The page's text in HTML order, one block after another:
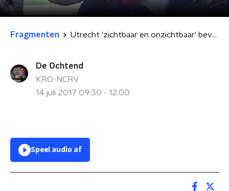
Fragmenten Utrecht 'zichtbaar en onzichtbaar' beveiligd tijdens EK Vrouwenvoetbal
De Ochtend
KRO-NCRV
14 juli 2017 09:30 - 12:00
Speel audio af